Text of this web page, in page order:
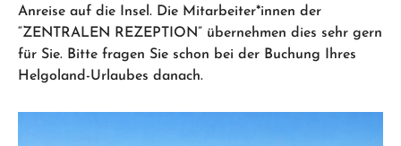
Anreise auf die Insel. Die Mitarbeiter*innen der
“ZENTRALEN REZEPTION” übernehmen dies sehr gern
für Sie. Bitte fragen Sie schon bei der Buchung Ihres
Helgoland-Urlaubes danach.